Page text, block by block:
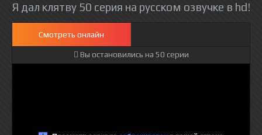
Я дал клятву 50 серия на русском озвучке в hd!
Смотреть онлайн
Вы остановились на 50 серии